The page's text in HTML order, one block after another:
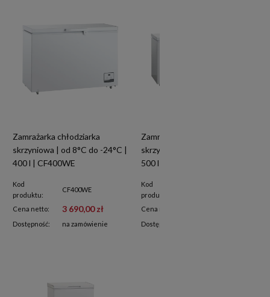
Zamrażarka chłodziarka
skrzyniowa | od 8°C do -24°C |
400 l | CF400WE
Kod
produktu:
CF400WE
Cena netto: 3 690,00 zł
Dostępność: na zamówienie
Zamrażarka chłodziarka
skrzyniowa | od 8°C do -24°C |
500 l | CF500WE
Kod
produktu:
Cena netto:
Dostępność: